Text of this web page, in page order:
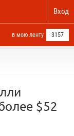
Вход
в мою ленту 3157
$52